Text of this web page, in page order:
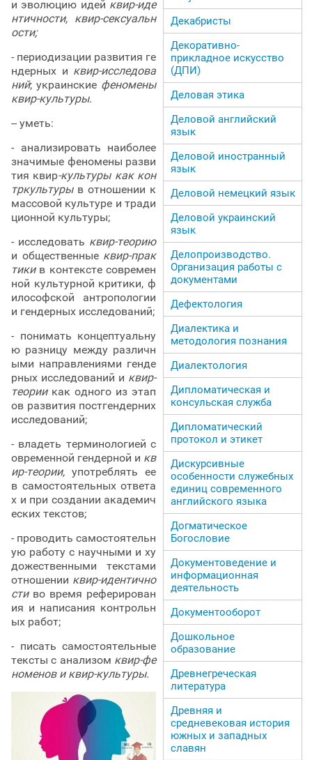
и эволюцию идей квир-иде
нтичности, квир-сексуальн
ости;
- периодизации развития ге
ндерных и квир-исследова
ний; украинские феномены
квир-культуры.
-- уметь:
- анализировать наиболее
значимые феномены разви
тия квир-культуры как кон
тркультуры в отношении к
массовой культуре и тради
ционной культуры;
- исследовать квир-теорию
и общественные квир-прак
тикив контексте современ
ной культурной критики, ф
илософской антропологии
и гендерных исследований;
- понимать концептуальну
ю разницу между различн
ыми направлениями генде
рных исследований и квир-
теориикак одного из этап
ов развития постгендерних
исследований;
- владеть терминологией с
овременной гендерной и кв
ир-теории, употреблять ее
в самостоятельных ответа
х и при создании академич
еских текстов;
- проводить самостоятельн
ую работу с научными и ху
дожественными текстами
отношении квир-идентично
стиво время реферирован
ия и написания контрольн
ых работ;
- писать самостоятельные
тексты с анализом квир-фе
номенов и квир-культуры.
Декабристы
Декоративно-
прикладное искусство
(ДПИ)
Деловая этика
Деловой английский
язык
Деловой иностранный
язык
Деловой немецкий язык
Деловой украинский
язык
Делопроизводство.
Организация работы с
документами
Дефектология
Диалектика и
методология познания
Диалектология
Дипломатическая и
консульская служба
Дипломатический
протокол и этикет
Дискурсивные
особенности служебных
единиц современного
английского языка
Догматическое
Богословие
Документоведение и
информационная
деятельность
Документооборот
Дошкольное
образование
Древнегреческая
литература
Древняя и
средневековая история
южных и западных
славян